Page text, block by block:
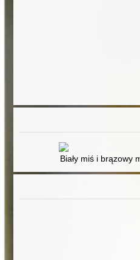
Biały miś i brązowy